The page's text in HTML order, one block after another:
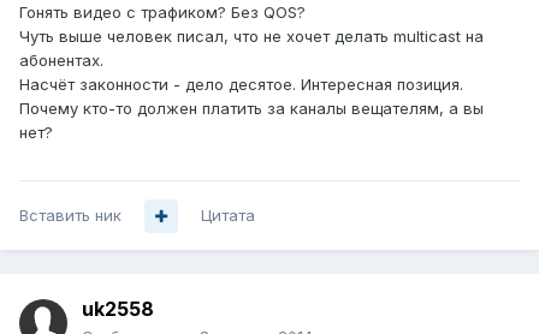
Гонять видео с трафиком? Без QOS?
Чуть выше человек писал, что не хочет делать multicast на
абонентах.
Насчёт законности - дело десятое. Интересная позиция.
Почему кто-то должен платить за каналы вещателям, а вы
нет?
Вставить ник Цитата
uk2558